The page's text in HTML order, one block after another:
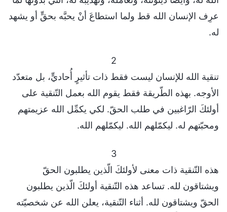
عرِف الإنسان الله قط ولما استطاعَ أنْ يحبَّه بحقٍّ أو يشهد
له.
2
تنقية الله للإنسان ليست فقط ذات تأثيرٍ أُحاديٍّ، بل متعدّد
الأوجه. بهذه الطّريقة فقط يقوم الله بعمل التّنقية على
أولئكَ الرّاغبين في طلب الحقّ. لكي يكمِّل الله عزيمتهم
ومحبّتهم له. ليكمّلهم الله. ليكمّلهم الله.
3
هذه التّنقية ذات معنى لأولئكَ الّذين يطلبون الحقّ
ويشتاقون لله. تساعد هذه التّنقية أولئكَ الّذين يطلبون
الحقّ ويشتاقون لله. أثناء التّنقية، يعلن الله عن شخصيّته